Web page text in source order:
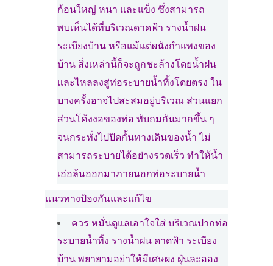
ก้อนใหญ่ หนา และแข็ง ซึ่งสามารถ
พบเห็นได้ที่บริเวณดาดฟ้า รางน้ำฝน
ระเบียงบ้าน หรือแม้แต่ผนังกำแพงของ
บ้าน สิ่งเหล่านี้ก็จะถูกชะล้างโดยน้ำฝน
และไหลลงสู่ท่อระบายน้ำทิ้งโดยตรง ใน
บางครั้งอาจไปสะสมอยู่บริเวณ ส่วนแยก
ส่วนโค้งงอของท่อ ทับถมกันมากขึ้น ๆ
จนกระทั่งไปปิดกั้นทางเดินของน้ำ ไม่
สามารถระบายได้อย่างรวดเร็ว ทำให้น้ำ
เอ่อล้นออกมาภายนอกท่อระบายน้ำ
แนวทางป้องกันและแก้ไข
ควร หมั่นดูแลเอาใจใส่ บริเวณปากท่อ
ระบายน้ำทิ้ง รางน้ำฝน ดาดฟ้า ระเบียง
บ้าน พยายามอย่าให้มีเศษผง ฝุ่นละออง